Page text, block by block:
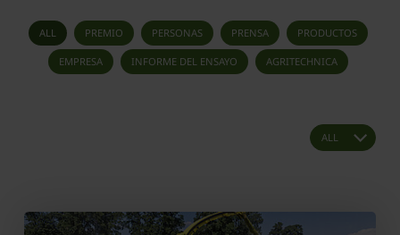
ALL PREMIO PERSONAS PRENSA PRODUCTOS
EMPRESA INFORME DEL ENSAYO AGRITECHNICA